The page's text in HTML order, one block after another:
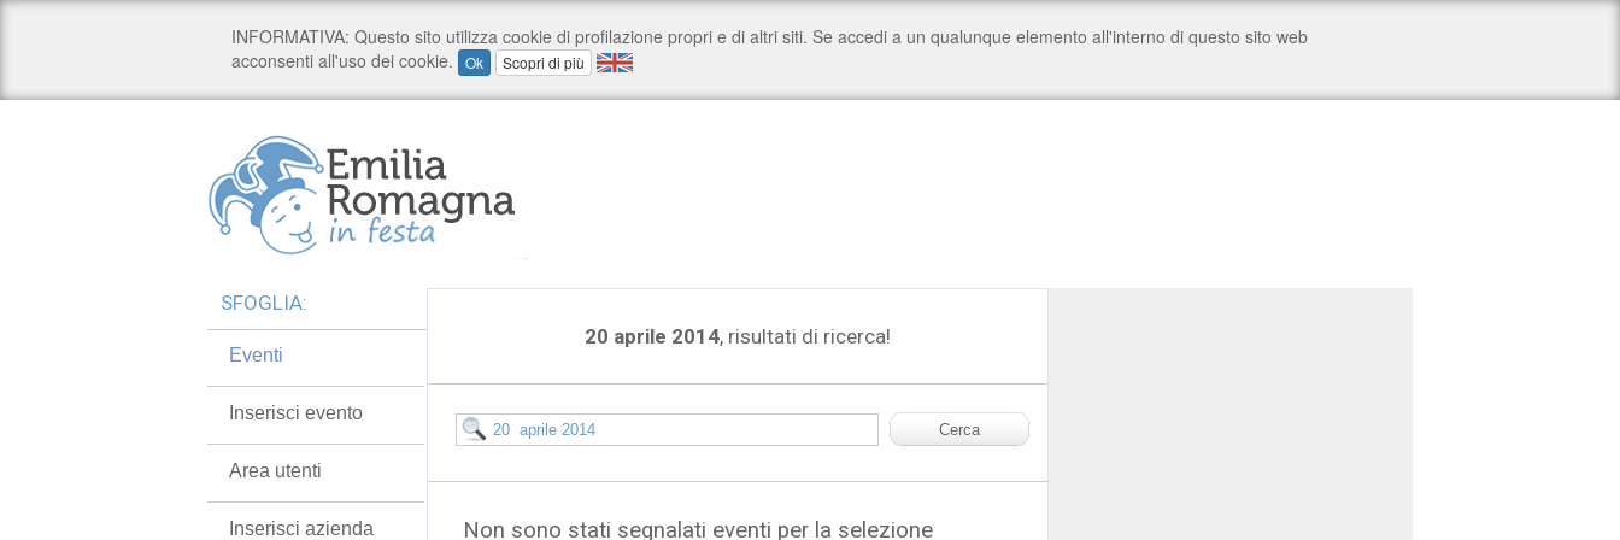
20 aprile 2014, risultati di ricerca!
Non sono stati segnalati eventi per la selezione
SFOGLIA:
Eventi
Inserisci evento
Area utenti
Inserisci azienda